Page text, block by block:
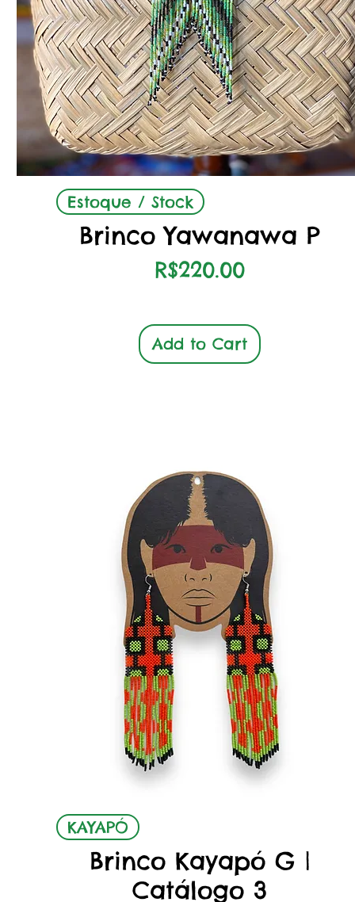
Quick View
Estoque / Stock
Brinco Yawanawa P
Price
R$220.00
Add to Cart
KAYAPÓ
Brinco Kayapó G |
Catálogo 3